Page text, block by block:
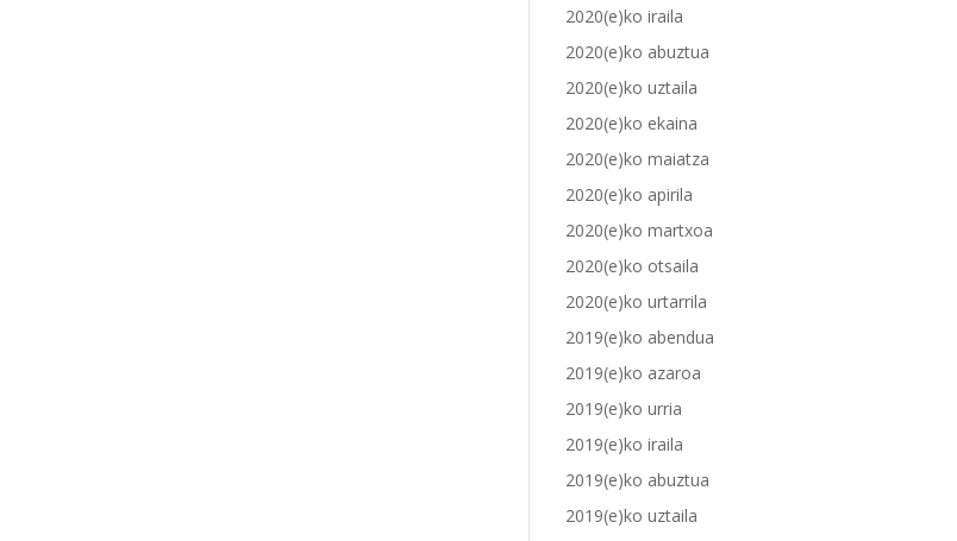
2020(e)ko iraila
2020(e)ko abuztua
2020(e)ko uztaila
2020(e)ko ekaina
2020(e)ko maiatza
2020(e)ko apirila
2020(e)ko martxoa
2020(e)ko otsaila
2020(e)ko urtarrila
2019(e)ko abendua
2019(e)ko azaroa
2019(e)ko urria
2019(e)ko iraila
2019(e)ko abuztua
2019(e)ko uztaila